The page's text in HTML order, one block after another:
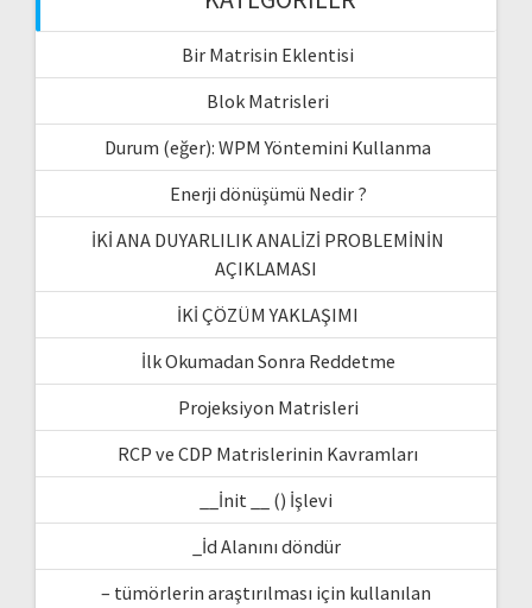
Bir Matrisin Eklentisi
Blok Matrisleri
Durum (eğer): WPM Yöntemini Kullanma
Enerji dönüşümü Nedir ?
İKİ ANA DUYARLILIK ANALİZİ PROBLEMİNİN
AÇIKLAMASI
İKİ ÇÖZÜM YAKLAŞIMI
İlk Okumadan Sonra Reddetme
Projeksiyon Matrisleri
RCP ve CDP Matrislerinin Kavramları
__İnit __ () İşlevi
_İd Alanını döndür
– tümörlerin araştırılması için kullanılan